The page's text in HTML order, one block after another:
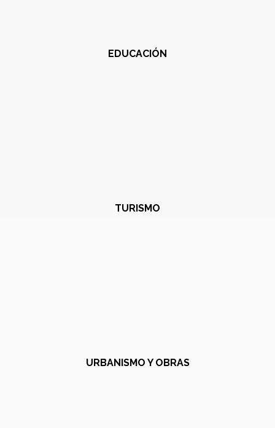
EDUCACIÓN
TURISMO
URBANISMO Y OBRAS